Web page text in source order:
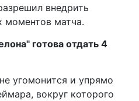
внедрить
моментов матча.
готова отдать 4
угомонится и упрямо
вокруг которого